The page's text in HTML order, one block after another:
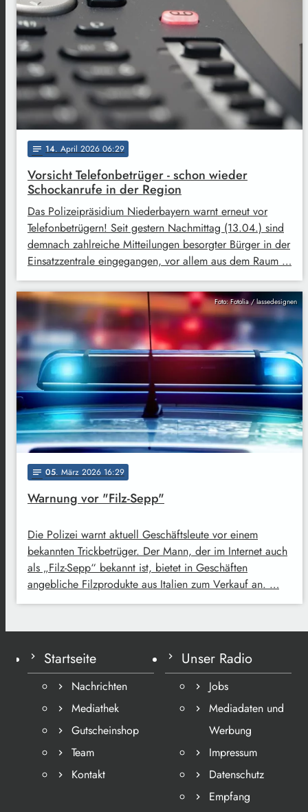
notes 14. April 2026 06:29
Vorsicht Telefonbetrüger - schon wieder
Schockanrufe in der Region
Das Polizeipräsidium Niederbayern warnt erneut vor
Telefonbetrügern! Seit gestern Nachmittag (13.04.) sind
demnach zahlreiche Mitteilungen besorgter Bürger in der
Einsatzzentrale eingegangen, vor allem aus dem Raum …
Foto: Fotolia / lassedesignen
notes 05. März 2026 16:29
Warnung vor "Filz-Sepp"
Die Polizei warnt aktuell Geschäftsleute vor einem
bekannten Trickbetrüger. Der Mann, der im Internet auch
als „Filz-Sepp“ bekannt ist, bietet in Geschäften
angebliche Filzprodukte aus Italien zum Verkauf an. …
Startseite
Nachrichten
Mediathek
Gutscheinshop
Team
Kontakt
Unser Radio
Jobs
Mediadaten und
Werbung
Impressum
Datenschutz
Empfang